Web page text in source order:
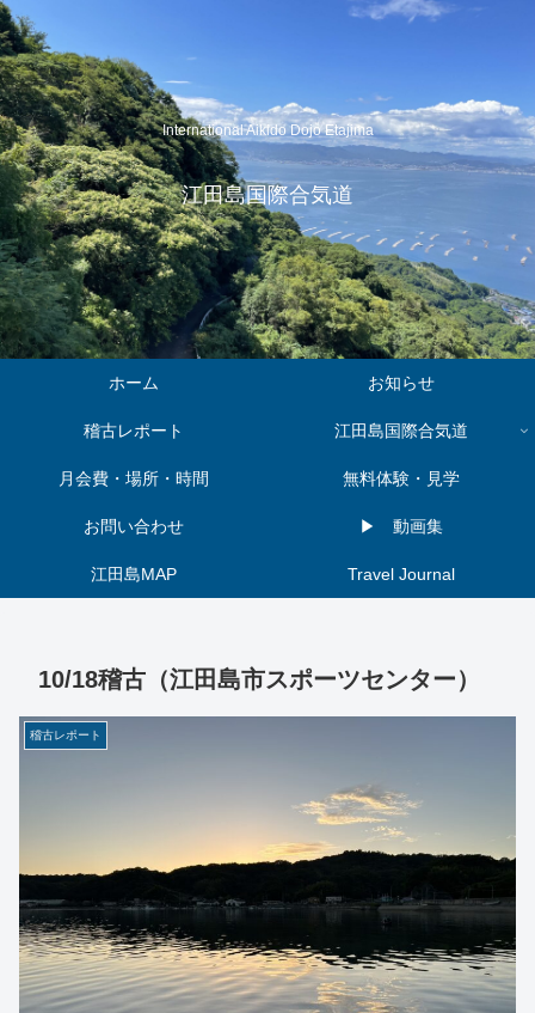
International Aikido Dojo Etajima
江田島国際合気道
ホーム お知らせ
稽古レポート 江田島国際合気道
月会費・場所・時間 無料体験・見学
お問い合わせ ▶︎ 動画集
江田島MAP Travel Journal
10/18稽古（江田島市スポーツセンター）
稽古レポート